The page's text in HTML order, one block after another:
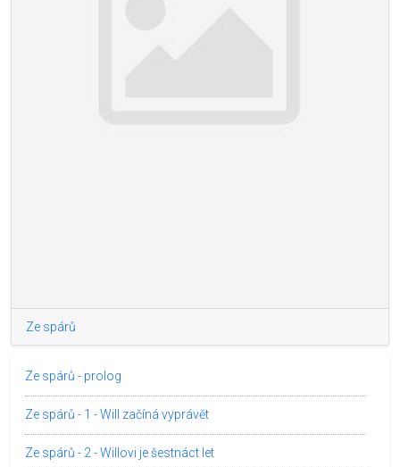
Ze spárů
Ze spárů - prolog
Ze spárů - 1 - Will začíná vyprávět
Ze spárů - 2 - Willovi je šestnáct let